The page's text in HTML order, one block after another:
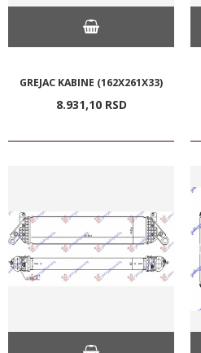
GREJAC KABINE (162X261X33)
8.931,10 RSD